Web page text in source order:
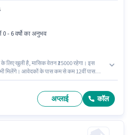
- 6 वर्षो का अनुभव
के लिए खुली है, मासिक वेतन ₹25000 रहेगा। इस
मिलेंगे। आवेदकों के पास कम से कम 12वीं पास
अप्लाई कॉल